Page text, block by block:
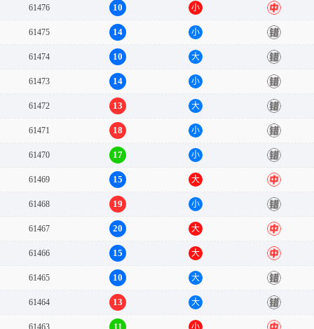
61476 10 小 中
61475 14 小 错
61474 10 大 错
61473 14 小 错
61472 13 大 错
61471 18 小 错
61470 17 小 错
61469 15 大 中
61468 19 小 错
61467 20 大 中
61466 15 大 中
61465 10 大 错
61464 13 大 错
61463 11 小 中